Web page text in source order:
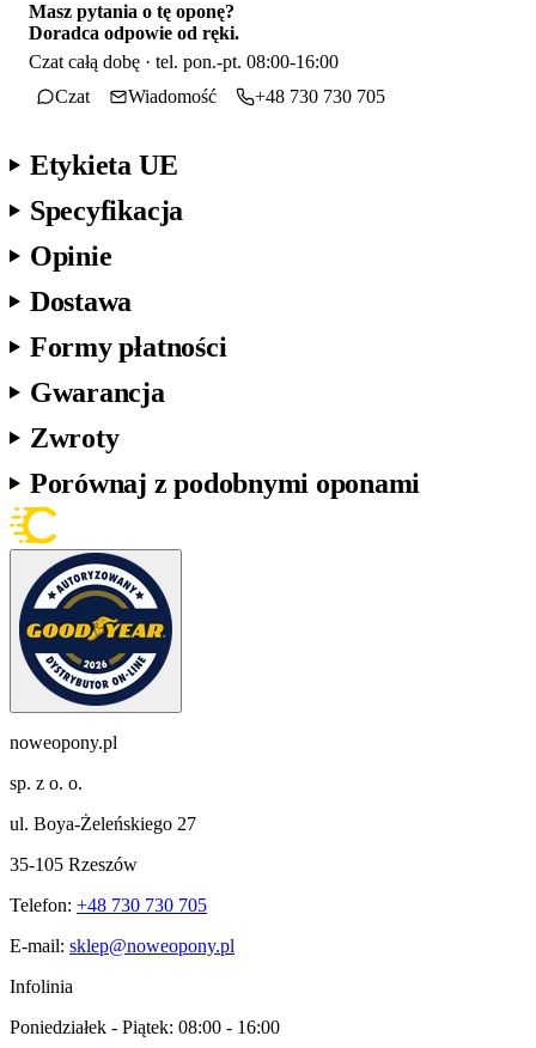
Masz pytania o tę oponę?
Doradca odpowie od ręki.
Czat całą dobę · tel. pon.-pt. 08:00-16:00
Czat
Wiadomość +48 730 730 705
Etykieta UE
Specyfikacja
Opinie
Dostawa
Formy płatności
Gwarancja
Zwroty
Porównaj z podobnymi oponami
noweopony.pl
sp. z o. o.
ul. Boya-Żeleńskiego 27
35-105 Rzeszów
Telefon: +48 730 730 705
E-mail: sklep@noweopony.pl
Infolinia
Poniedziałek - Piątek: 08:00 - 16:00